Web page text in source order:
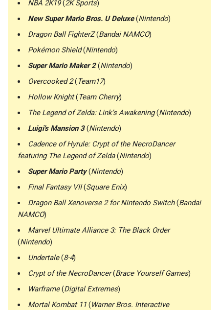
NBA 2K19(2K Sports)
New Super Mario Bros. U Deluxe(Nintendo)
Dragon Ball FighterZ(Bandai NAMCO)
Pokémon Shield(Nintendo)
Super Mario Maker 2(Nintendo)
Overcooked 2(Team17)
Hollow Knight(Team Cherry)
The Legend of Zelda: Link's Awakening(Nintendo)
Luigi's Mansion 3(Nintendo)
Cadence of Hyrule: Crypt of the NecroDancer
featuring The Legend of Zelda(Nintendo)
Super Mario Party(Nintendo)
Final Fantasy VII(Square Enix)
Dragon Ball Xenoverse 2 for Nintendo Switch(Bandai
NAMCO)
Marvel Ultimate Alliance 3: The Black Order
(Nintendo)
Undertale(8-4)
Crypt of the NecroDancer(Brace Yourself Games)
Warframe(Digital Extremes)
Mortal Kombat 11 (Warner Bros. Interactive